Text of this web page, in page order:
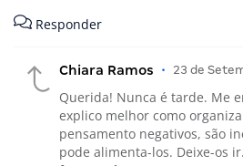
Responder
Chiara Ramos • 23 de
Querida! Nunca é tarde. Me
explico melhor como
pensamento negativos, são
pode alimenta-los. Deixe-os